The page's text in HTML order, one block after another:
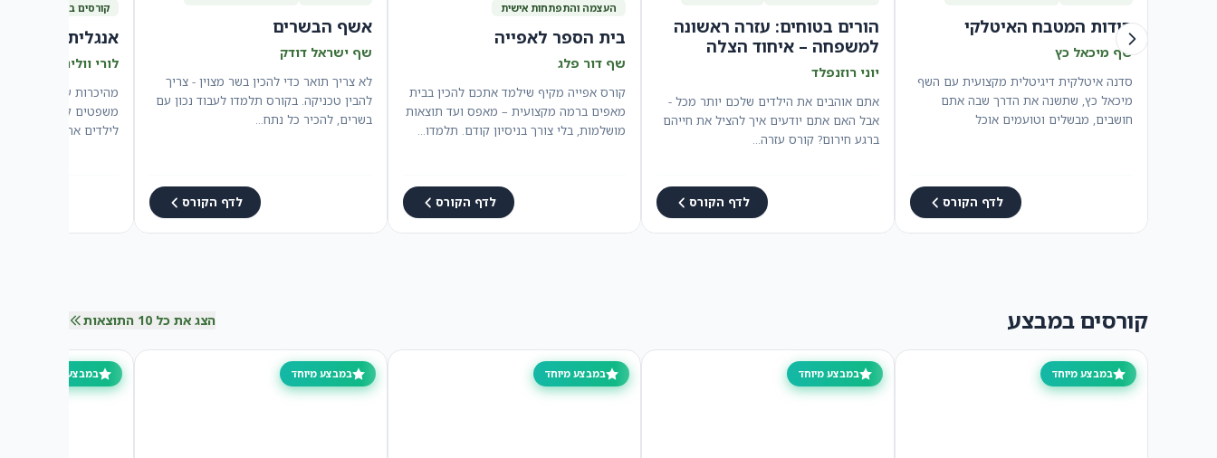
סודות המטבח האיטלקי
שף מיכאל כץ
סדנה איטלקית דיגיטלית מקצועית עם השף
מיכאל כץ, שתשנה את הדרך שבה אתם
חושבים, מבשלים וטועמים אוכל
לדף הקורס
הורים בטוחים: עזרה ראשונה
למשפחה – איחוד הצלה
יוני רוזנפלד
אתם אוהבים את הילדים שלכם יותר מכל -
אבל האם אתם יודעים איך להציל את חייהם
ברגע חירום? קורס עזרה…
לדף הקורס
העצמה והתפתחות אישית
בית הספר לאפייה
שף דור פלג
קורס אפייה מקיף שילמד אתכם להכין בבית
מאפים ברמה מקצועית – מאפס ועד תוצאות
מושלמות, בלי צורך בניסיון קודם. תלמדו…
לדף הקורס
אשף הבשרים
שף ישראל דודק
לא צריך תואר כדי להכין בשר מצוין - צריך
להבין טכניקה. בקורס תלמדו לעבוד נכון עם
בשרים, להכיר כל נתח…
לדף הקורס
קורסים במבצע
אנגלית לילדים
לורי וולינסקי
מהיכרות עם מילים עד
משפטים קורס יסודי,
לילדים את הבסיס
קורסים במבצע הצג את כל 10 התוצאות
במבצע מיוחד במבצע מיוחד במבצע מיוחד במבצע מיוחד במבצע מיוחד